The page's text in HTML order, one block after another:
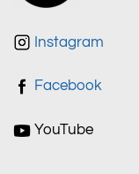
Instagram
Facebook
YouTube